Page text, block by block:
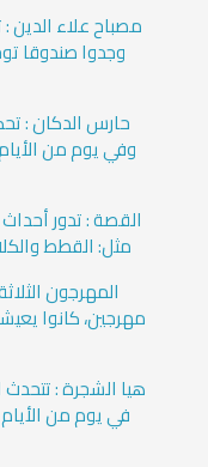
مصباح علاء الدين
وجدوا صندوقا
حارس الدكان :
وفي يوم من
القصة : تدور
مثل: القطط
المهرجون
مهرجين، كانوا
هيا الشجرة :
في يوم من